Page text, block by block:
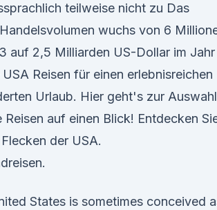
teilweise nicht zu Das
wuchs von 6
auf 2,5 Milliarden US-Dollar im Jahr
Reisen für einen erlebnisreichen
Urlaub. Hier geht's zur
auf einen Blick! Entdecken
der USA.
States is sometimes conceived